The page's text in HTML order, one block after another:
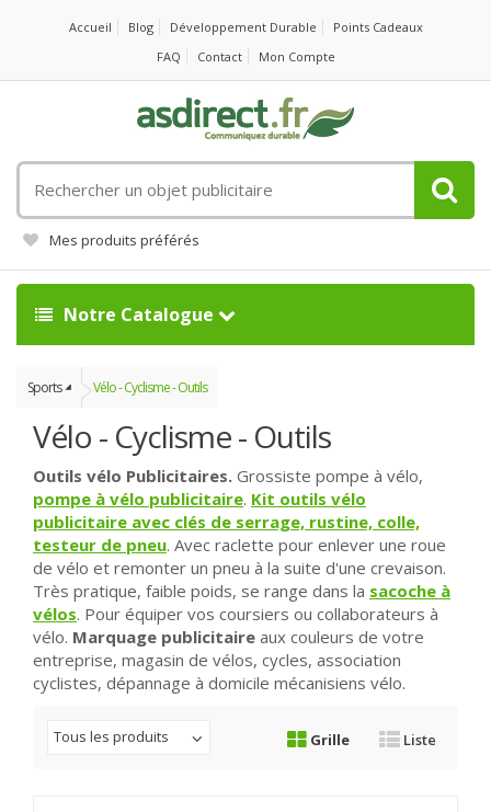
Accueil Blog Développement Durable
Points Cadeaux
FAQ
Contact Mon Compte
un
objet
publicitaire
Mes produits préférés
Notre Catalogue
Sports Vélo - Cyclisme - Outils
Vélo - Cyclisme - Outils
Outils vélo Publicitaires. Grossiste pompe à vélo,
pompe à vélo publicitaire. Kit outils vélo
publicitaire avec clés de serrage, rustine, colle,
testeur de pneu. Avec raclette pour enlever une roue
de vélo et remonter un pneu à la suite d'une crevaison.
Très pratique, faible poids, se range dans la sacoche à
vélos. Pour équiper vos coursiers ou collaborateurs à
vélo. Marquage publicitaire aux couleurs de votre
entreprise, magasin de vélos, cycles, association
cyclistes, dépannage à domicile mécanisiens vélo.
Tous les produits Grille Liste